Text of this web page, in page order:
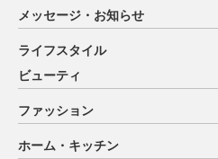
メッセージ・お知らせ
ライフスタイル
ビューティ
ファッション
ホーム・キッチン